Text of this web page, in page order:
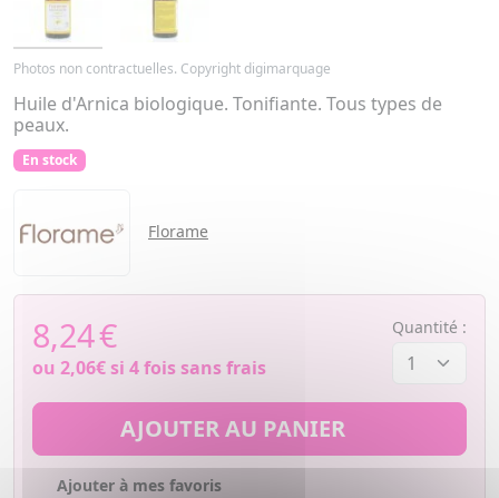
Photos non contractuelles. Copyright digimarquage
Huile d'Arnica biologique. Tonifiante. Tous types de
peaux.
En stock
Florame
8,24€
ou 2,06€si 4 fois sans frais
Quantité :
AJOUTER AU PANIER
Ajouter à mes favoris